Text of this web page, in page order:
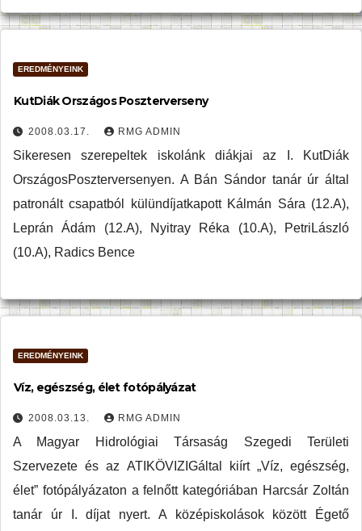
EREDMÉNYEINK
KutDiák Országos Poszterverseny
2008.03.17. RMG ADMIN
Sikeresen szerepeltek iskolánk diákjai az I. KutDiák
OrszágosPoszterversenyen. A Bán Sándor tanár úr által
patronált csapatból külündíjatkapott Kálmán Sára (12.A),
Leprán Ádám (12.A), Nyitray Réka (10.A), PetriLászló
(10.A), Radics Bence
EREDMÉNYEINK
Víz, egészség, élet fotópályázat
2008.03.13. RMG ADMIN
A Magyar Hidrológiai Társaság Szegedi Területi
Szervezete és az ATIKÖVIZIGáltal kiírt „Víz, egészség,
élet” fotópályázaton a felnőtt kategóriában Harcsár Zoltán
tanár úr I. díjat nyert. A középiskolások között Égető